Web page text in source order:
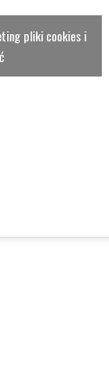
pliki cookies i